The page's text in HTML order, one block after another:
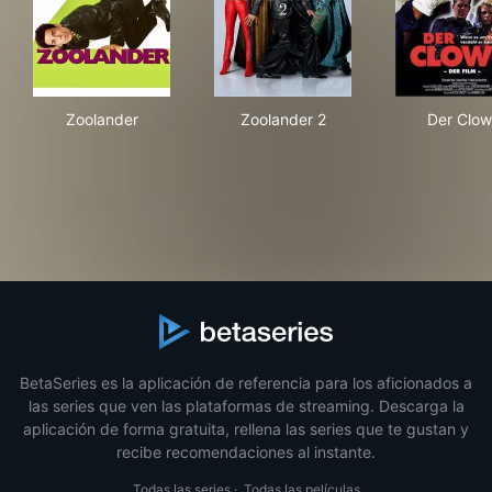
Zoolander Zoolander 2 Der
BetaSeries es la aplicación de referencia para los aficionados a
las series que ven las plataformas de streaming. Descarga la
aplicación de forma gratuita, rellena las series que te gustan y
recibe recomendaciones al instante.
Todas las series· Todas las películas